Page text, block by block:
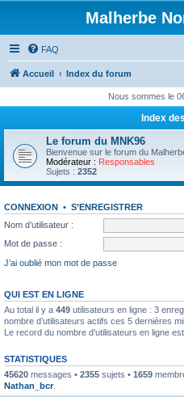
Malherbe
FAQ
Accueil Index du forum
Nous sommes le
Index
Le forum du MNK96
Bienvenue sur le forum du
Modérateur : Responsables
Sujets : 2352
CONNEXION • S’ENREGISTRER
Nom d’utilisateur :
Mot de passe :
J’ai oublié mon mot de passe
QUI EST EN LIGNE
Au total il y a 449 utilisateurs en ligne : 3
nombre d’utilisateurs actifs ces 5 dernières
Le record du nombre d’utilisateurs en ligne
STATISTIQUES
45620 messages • 2355 sujets • 1659
Nathan_bcr.